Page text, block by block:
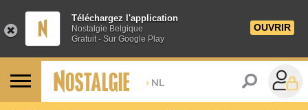
Téléchargez l'application
Nostalgie Belgique
Gratuit - Sur Google Play
OUVRIR
> NL